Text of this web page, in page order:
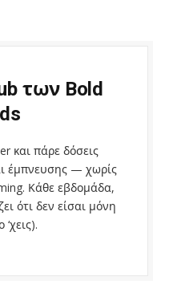
των Bold
και πάρε δόσεις
έμπνευσης — χωρίς
Κάθε εβδομάδα,
ότι δεν είσαι μόνη
‘χεις).